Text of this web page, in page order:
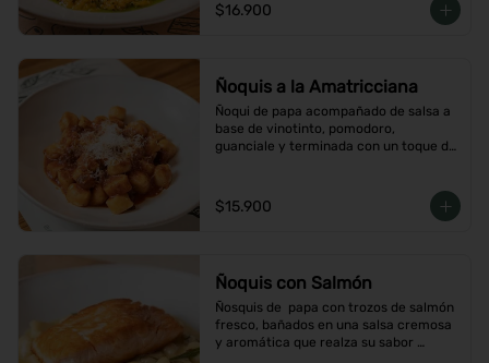
$16.900
Ñoquis a la Amatricciana
Ñoqui de papa acompañado de salsa a
base de vinotinto, pomodoro,
guanciale y terminada con un toque de
$15.900
Ñoquis con Salmón
Ñosquis de  papa con trozos de salmón
fresco, bañados en una salsa cremosa
y aromática que realza su sabor